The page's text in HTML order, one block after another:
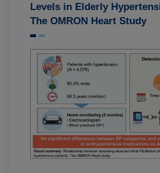
Levels in Elderly
The OMRON Heart Study